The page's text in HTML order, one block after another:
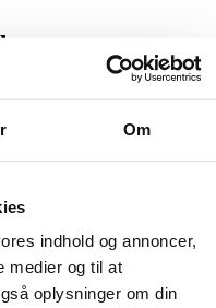
Om
indhold og annoncer,
medier og til at
oplysninger om din